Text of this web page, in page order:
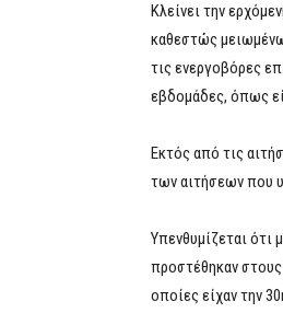
Κλείνει την
καθεστώς
τις ενεργοβόρες
εβδομάδες, όπως
Εκτός από τις
των αιτήσεων που
Υπενθυμίζεται
προστέθηκαν
οποίες είχαν την